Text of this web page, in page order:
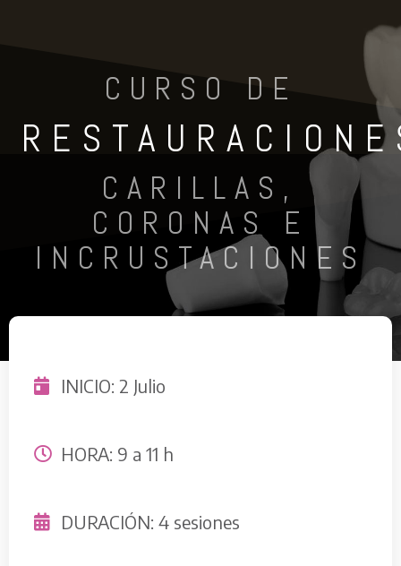
CURSO DE
CARILLAS,
CORONAS E
INCRUSTACIONES
INICIO: 2 Julio
HORA: 9 a 11 h
DURACIÓN: 4 sesiones